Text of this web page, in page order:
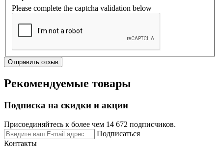
Please complete the captcha validation below
Отправить отзыв
Рекомендуемые товары
Подписка на скидки и акции
Присоединяйтесь к более чем 14 672 подписчиков.
Подписаться
Контакты